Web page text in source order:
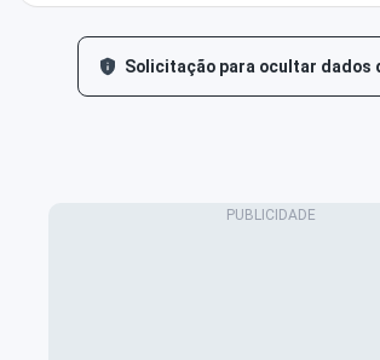
Solicitação para ocultar dados